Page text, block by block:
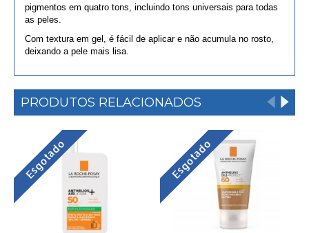
pigmentos em quatro tons, incluindo tons universais para todas
as peles.
Com textura em gel, é fácil de aplicar e não acumula no rosto,
deixando a pele mais lisa.
PRODUTOS RELACIONADOS
Esgotado Esgotado